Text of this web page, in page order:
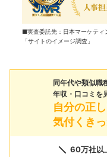
■実査委託先：日本マーケテ
「サイトのイメージ調査」
同年代や類似職
年収・口コミを
自分の正
気付くき
60万社以